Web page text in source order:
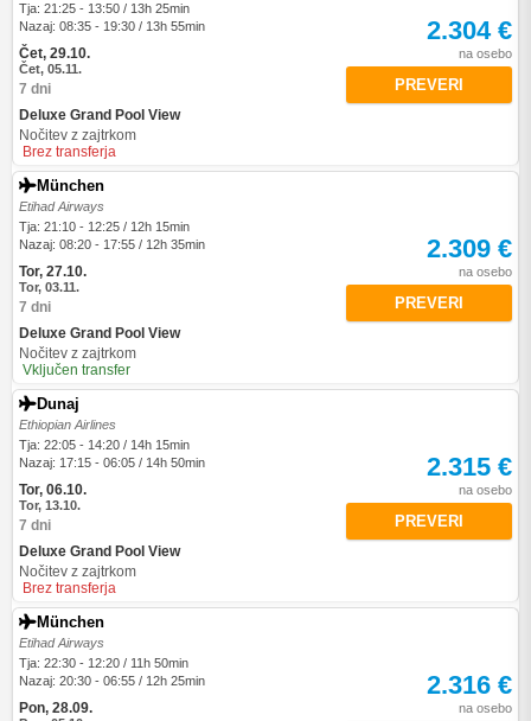
Tja: 21:25 - 13:50 / 13h 25min
Nazaj: 08:35 - 19:30 / 13h 55min
Čet, 29.10.
Čet, 05.11.
7 dni
Deluxe Grand Pool View
Nočitev z zajtrkom
Brez transferja
2.304 €
na osebo
PREVERI
München
Etihad Airways
Tja: 21:10 - 12:25 / 12h 15min
Nazaj: 08:20 - 17:55 / 12h 35min
Tor, 27.10.
Tor, 03.11.
7 dni
Deluxe Grand Pool View
Nočitev z zajtrkom
Vključen transfer
2.309 €
na osebo
PREVERI
Dunaj
Ethiopian Airlines
Tja: 22:05 - 14:20 / 14h 15min
Nazaj: 17:15 - 06:05 / 14h 50min
Tor, 06.10.
Tor, 13.10.
7 dni
Deluxe Grand Pool View
Nočitev z zajtrkom
Brez transferja
2.315 €
na osebo
PREVERI
München
Etihad Airways
Tja: 22:30 - 12:20 / 11h 50min
Nazaj: 20:30 - 06:55 / 12h 25min
Pon, 28.09.
2.316 €
na osebo